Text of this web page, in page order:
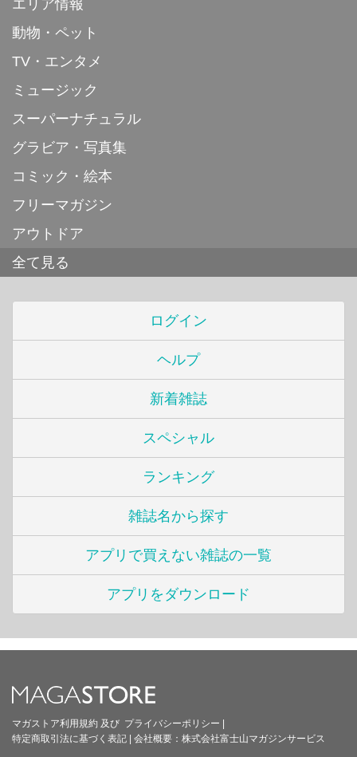
エリア情報
動物・ペット
TV・エンタメ
ミュージック
スーパーナチュラル
グラビア・写真集
コミック・絵本
フリーマガジン
アウトドア
全て見る
ログイン
ヘルプ
新着雑誌
スペシャル
ランキング
雑誌名から探す
アプリで買えない雑誌の一覧
アプリをダウンロード
マガストア利用規約 及び プライバシーポリシー
特定商取引法に基づく表記
会社概要： 株式会社富士山マガジンサービス